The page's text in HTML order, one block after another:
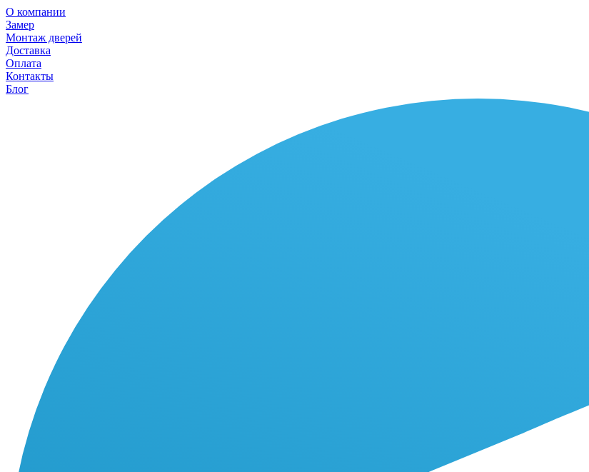
О компании
Замер
Монтаж дверей
Доставка
Оплата
Контакты
Блог